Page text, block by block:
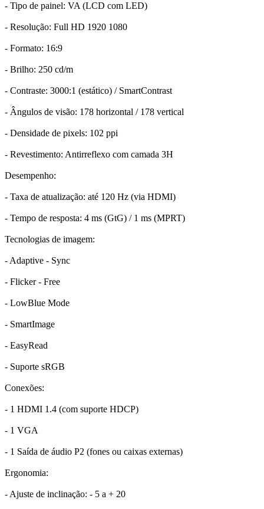
- Tipo de painel: VA (LCD com LED)
- Resolução: Full HD 1920 1080
- Formato: 16:9
- Brilho: 250 cd/m
- Contraste: 3000:1 (estático) / SmartContrast
- Ângulos de visão: 178 horizontal / 178 vertical
- Densidade de pixels: 102 ppi
- Revestimento: Antirreflexo com camada 3H
Desempenho:
- Taxa de atualização: até 120 Hz (via HDMI)
- Tempo de resposta: 4 ms (GtG) / 1 ms (MPRT)
Tecnologias de imagem:
- Adaptive - Sync
- Flicker - Free
- LowBlue Mode
- SmartImage
- EasyRead
- Suporte sRGB
Conexões:
- 1 HDMI 1.4 (com suporte HDCP)
- 1 VGA
- 1 Saída de áudio P2 (fones ou caixas externas)
Ergonomia:
- Ajuste de inclinação: - 5 a + 20